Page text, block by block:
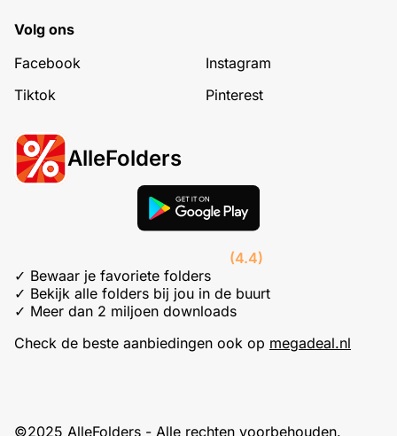
Volg ons
Facebook
Instagram
Tiktok
Pinterest
AlleFolders
(4.4)
✓ Bewaar je favoriete folders
✓ Bekijk alle folders bij jou in de buurt
✓ Meer dan 2 miljoen downloads
Check de beste aanbiedingen ook op megadeal.nl
©2025 AlleFolders - Alle rechten voorbehouden.